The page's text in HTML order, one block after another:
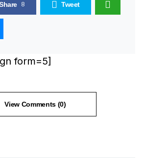
8 Tweet
form=5]
View Comments (0)